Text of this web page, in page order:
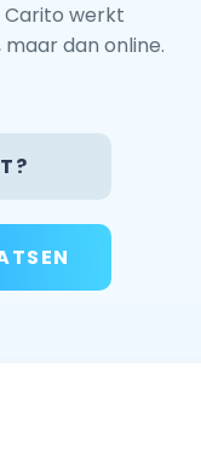
Carito werkt
dan online.